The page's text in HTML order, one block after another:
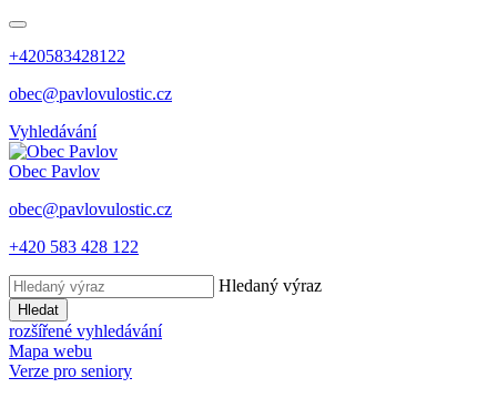
+420583428122
obec@pavlovulostic.cz
Vyhledávání
Obec Pavlov
obec@pavlovulostic.cz
+420 583 428 122
Hledaný výraz
Hledat
rozšířené vyhledávání
Mapa webu
Verze pro seniory